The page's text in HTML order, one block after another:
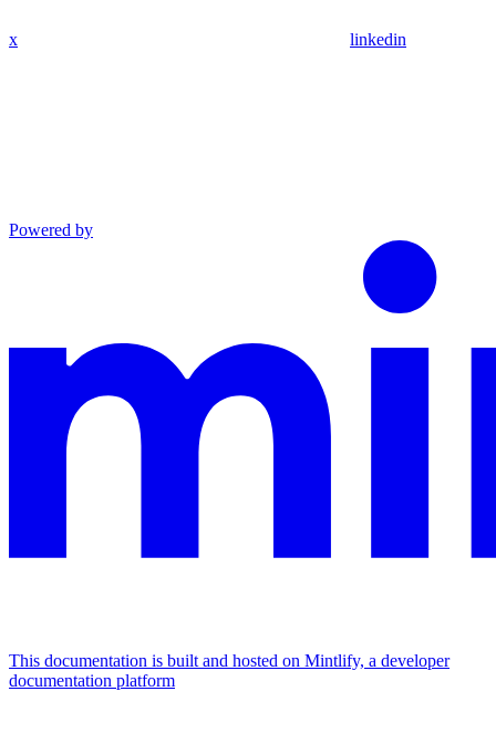
x linkedin
Powered by
This documentation is built and hosted on Mintlify, a developer
documentation platform